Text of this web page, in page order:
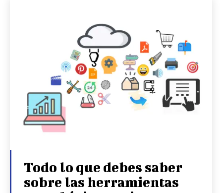
Todo lo que debes saber
sobre las herramientas